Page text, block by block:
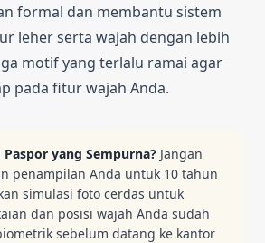
formal dan membantu sistem
leher serta wajah dengan lebih
motif yang terlalu ramai agar
pada fitur wajah Anda.
yang Sempurna? Jangan
penampilan Anda untuk 10 tahun
simulasi foto cerdas untuk
dan posisi wajah Anda sudah
sebelum datang ke kantor